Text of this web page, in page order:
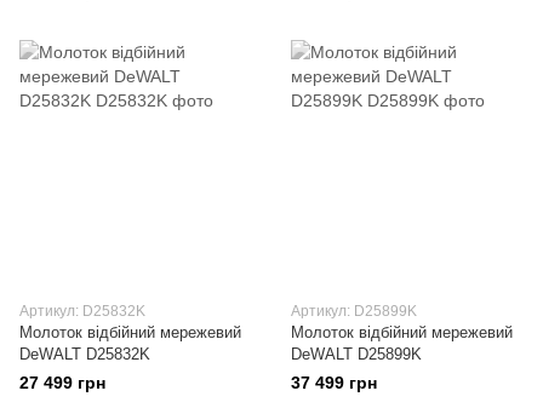
Артикул: D25832K
Молоток відбійний мережевий
DeWALT D25832K
27 499 грн
Артикул: D25899K
Молоток відбійний мережевий
DeWALT D25899K
37 499 грн